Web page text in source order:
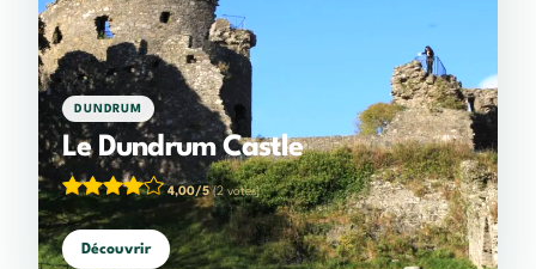
DUNDRUM
Le Dundrum Castle
4,00/5(2 votes)
Découvrir